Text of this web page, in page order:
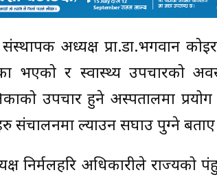
अध्यक्ष प्रा.डा.भगवान
भएको र स्वास्थ्य उपचारको
उपचार हुने अस्पतालमा
संचालनमा ल्याउन सघाउ पुग्ने बताए
निर्मलहरि अधिकारीले राज्यको